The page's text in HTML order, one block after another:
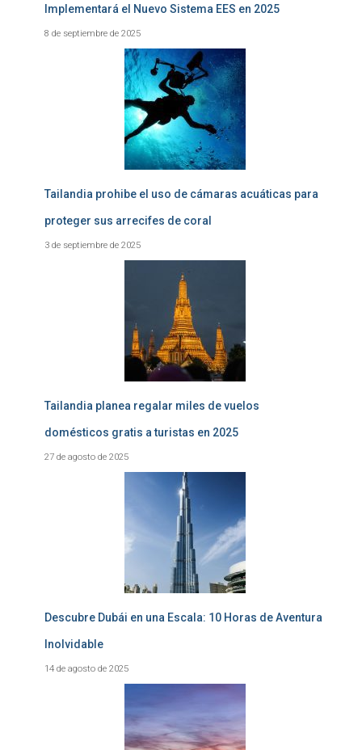
Implementará el Nuevo Sistema EES en 2025
8 de septiembre de 2025
Tailandia prohibe el uso de cámaras acuáticas para
proteger sus arrecifes de coral
3 de septiembre de 2025
Tailandia planea regalar miles de vuelos
domésticos gratis a turistas en 2025
27 de agosto de 2025
Descubre Dubái en una Escala: 10 Horas de Aventura
Inolvidable
14 de agosto de 2025